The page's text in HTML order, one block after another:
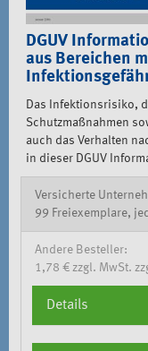
DGUV
aus Bereichen
Das Infektionsrisiko,
Schutzmaßnahmen
auch das Verhalten
in dieser DGUV
Versicherte
99 Freiexemplare,
Andere Besteller:
1,78 € zzgl. MwSt.
Details